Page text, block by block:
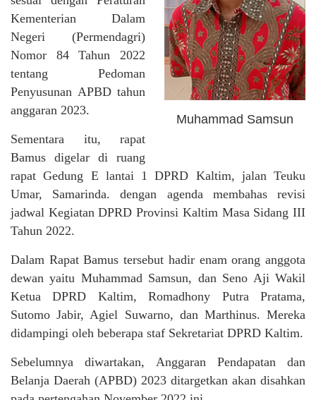
Muhammad Samsun
Kementerian Dalam
Negeri (Permendagri)
Nomor 84 Tahun 2022
tentang Pedoman
Penyusunan APBD tahun
anggaran 2023.
Sementara itu, rapat
Bamus digelar di ruang
rapat Gedung E lantai 1 DPRD Kaltim, jalan Teuku
Umar, Samarinda. dengan agenda membahas revisi
jadwal Kegiatan DPRD Provinsi Kaltim Masa Sidang III
Tahun 2022.
Dalam Rapat Bamus tersebut hadir enam orang anggota
dewan yaitu Muhammad Samsun, dan Seno Aji Wakil
Ketua DPRD Kaltim, Romadhony Putra Pratama,
Sutomo Jabir, Agiel Suwarno, dan Marthinus. Mereka
didampingi oleh beberapa staf Sekretariat DPRD Kaltim.
Sebelumnya diwartakan, Anggaran Pendapatan dan
Belanja Daerah (APBD) 2023 ditargetkan akan disahkan